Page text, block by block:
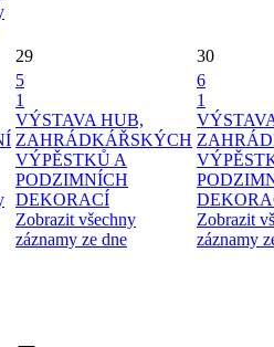
29 30
5
1
VÝSTAVA HUB,
ZAHRÁDKÁŘSKÝCH
VÝPĚSTKŮ A
PODZIMNÍCH
DEKORACÍ
Zobrazit všechny
záznamy ze dne
6
1
Zobrazit
záznamy